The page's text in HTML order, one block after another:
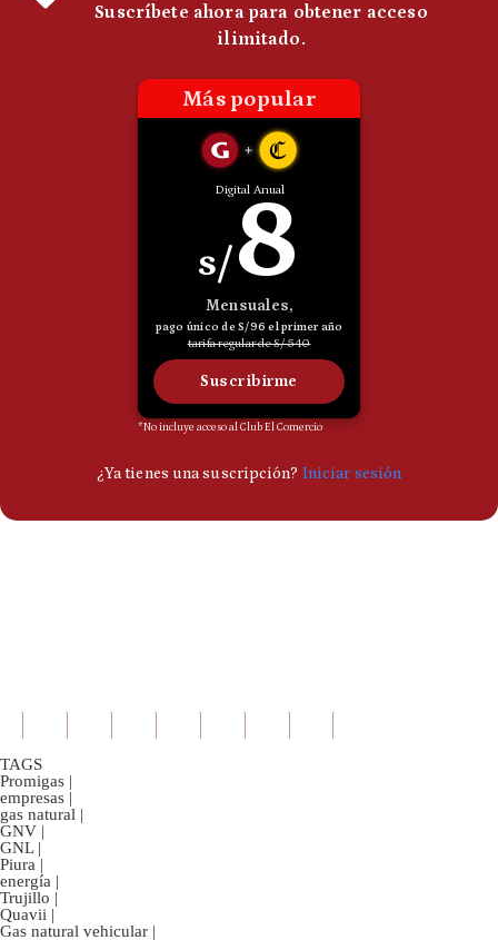
TAGS
Promigas |
empresas |
gas natural |
GNV |
GNL |
Piura |
energía |
Trujillo |
Quavii |
Gas natural vehicular |